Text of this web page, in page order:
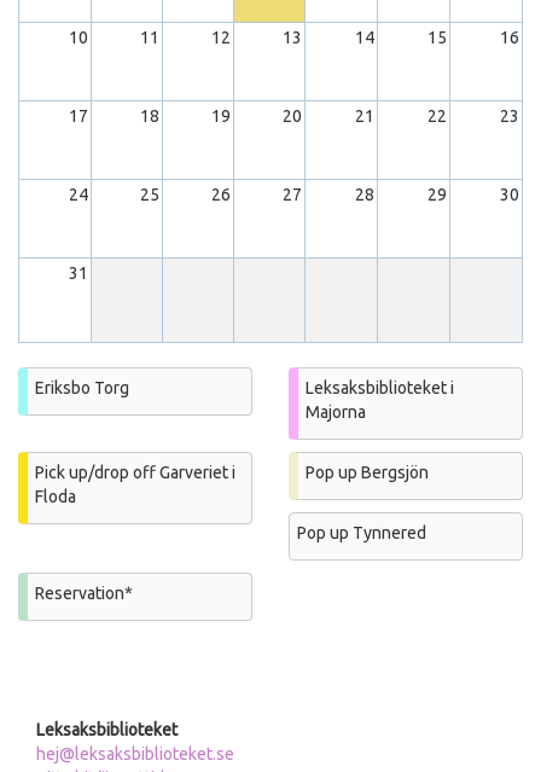
10 11 12 13 14 15 16
17 18 19 20 21 22 23
24 25 26 27 28 29 30
31
Eriksbo Torg
Leksaksbiblioteket i
Majorna
Pick up/drop off Garveriet i
Floda
Pop up Bergsjön
Pop up Tynnered
Reservation*
Leksaksbiblioteket
hej@leksaksbiblioteket.se